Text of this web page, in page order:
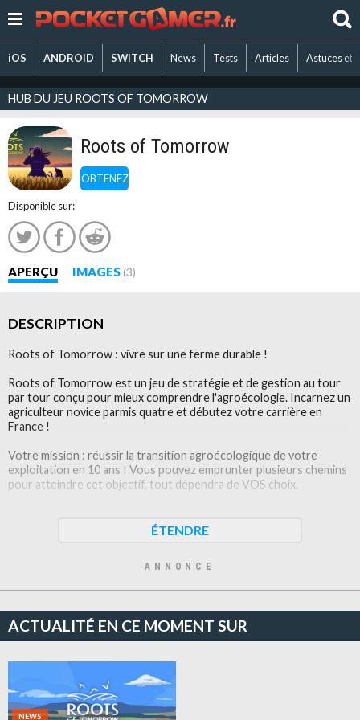
iOS ANDROID SWITCH News Tests Articles Astuces et
HUB DU JEU ROOTS OF TOMORROW
OBTENEZ
Roots of Tomorrow
Disponible sur:
APERÇU IMAGES (3)
DESCRIPTION
Roots of Tomorrow : vivre sur une ferme durable !
Roots of Tomorrow est un jeu de stratégie et de gestion au tour
par tour conçu pour mieux comprendre l'agroécologie. Incarnez un
agriculteur novice parmis quatre et débutez votre carrière en
France !
Votre mission : réussir la transition agroécologique de votre
exploitation en 10 ans ! Vous pouvez emprunter plusieurs chemins
pour atteindre cet objectif, tout dépendra de VOS choix.
Bienvenue sur votre ferme !
Région Grand Est. Elevage bovin polyculture
Gérez une équipe !
Vous ne serez pas seul sur votre exploitation, affectez des tâches
à vos employés ! Il y a beaucoup de pain sur la planche : semer,
nourrir vos animaux, nettoyer, fertiliser et même accueillir des
touristes !
ÉTENDRE
ANNONCE
ACTUALITÉ EN CE MOMENT SUR
NEWS